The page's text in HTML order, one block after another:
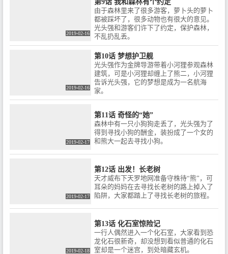
2019-02-16
第9话 我和森林有个约定
由于森林里来了很多游客，萝卜头的萝卜
都被踩坏了，很多动物也有很大的意见。
光头强和游客们许下了约定，保护森林，
不乱扔乱丢。
2019-02-16
第10话 梦想护卫舰
光头强作为金牌导游带着小河狸参观森林
建筑，可是小河狸却缠上了熊二，小河狸
告诉光头强，它的梦想是成为一名航海
家。
2019-02-17
第11话 奇怪的“她”
森林中有一只小狗狗走丢了，光头强为了
得到寻找小狗的酬金，装扮成了一个女的
和熊大一起去寻找小狗。
2019-02-17
第12话 出发！长老树
天才威布下天罗地网准备守株待“熊”，可
耳朵的妈妈在去寻找长老树的路上掉入了
陷阱，大家都踏上了寻找长老树的旅程。
2019-02-18
第13话 化石室惊险记
一行人偶然进入一个化石室，大家看到恐
龙化石很新奇，却没想到看似普通的化石
室却是一个迷宫，到处暗藏玄机。